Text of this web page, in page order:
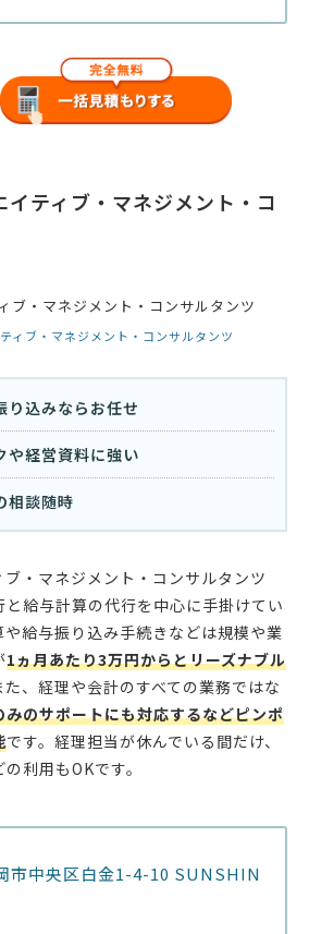
イティブ・マネジメント・コ
ィブ・マネジメント・コンサルタンツ
り込みならお任せ
や経営資料に強い
相談随時
・マネジメント・コンサルタンツ
給与計算の代行を中心に手掛けてい
給与振り込み手続きなどは規模や業
1ヵ月あたり3万円からとリーズナブル
た、経理や会計のすべての業務ではな
みのサポートにも対応するなどピンポ
です。経理担当が休んでいる間だけ、
利用もOKです。
市中央区白金1-4-10 SUNSHIN